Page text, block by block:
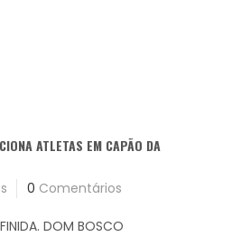
ATLETAS EM CAPÃO DA
0 Comentários
DOM BOSCO